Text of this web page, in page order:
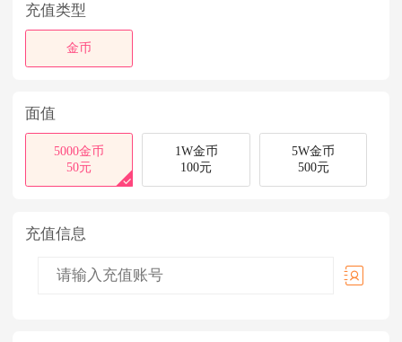
充值类型
金币
面值
5000金币
50元
1W金币
100元
5W金币
500元
充值信息